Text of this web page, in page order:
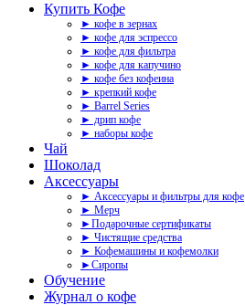
Купить Кофе
► кофе в зернах
► кофе для эспрессо
► кофе для фильтра
► кофе для капучино
► кофе без кофеина
► крепкий кофе
► Barrel Series
► дрип кофе
► наборы кофе
Чай
Шоколад
Аксессуары
► Аксессуары и фильтры для кофе
► Мерч
►Подарочные сертификаты
► Чистящие средства
► Кофемашины и кофемолки
►Сиропы
Обучение
Журнал о кофе